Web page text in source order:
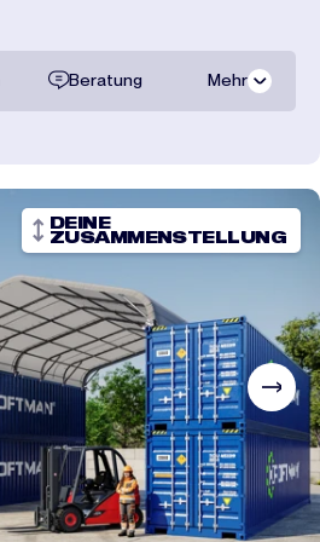
Beratung Mehr
Transportpreise
DEINE
ZUSAMMENSTELLUNG